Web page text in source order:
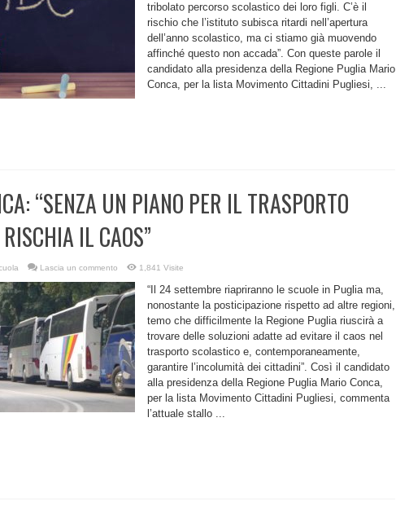
tribolato percorso scolastico dei loro figli. C’è il
rischio che l’istituto subisca ritardi nell’apertura
dell’anno scolastico, ma ci stiamo già muovendo
affinché questo non accada”. Con queste parole il
candidato alla presidenza della Regione Puglia Mario
Conca, per la lista Movimento Cittadini Pugliesi, ...
“SENZA UN PIANO PER IL TRASPORTO
IL CAOS”
Lascia un commento 1,841 Visite
“Il 24 settembre riapriranno le scuole in Puglia ma,
nonostante la posticipazione rispetto ad altre regioni,
temo che difficilmente la Regione Puglia riuscirà a
trovare delle soluzioni adatte ad evitare il caos nel
trasporto scolastico e, contemporaneamente,
garantire l’incolumità dei cittadini”. Così il candidato
alla presidenza della Regione Puglia Mario Conca,
per la lista Movimento Cittadini Pugliesi, commenta
l’attuale stallo ...